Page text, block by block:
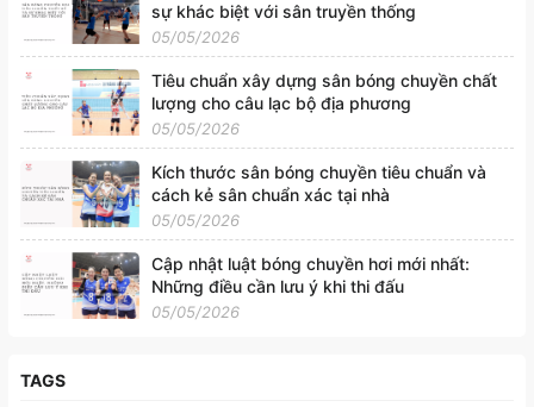
sự khác biệt với sân truyền thống
05/05/2026
Tiêu chuẩn xây dựng sân bóng chuyền chất
lượng cho câu lạc bộ địa phương
05/05/2026
Kích thước sân bóng chuyền tiêu chuẩn và
cách kẻ sân chuẩn xác tại nhà
05/05/2026
Cập nhật luật bóng chuyền hơi mới nhất:
Những điều cần lưu ý khi thi đấu
05/05/2026
TAGS